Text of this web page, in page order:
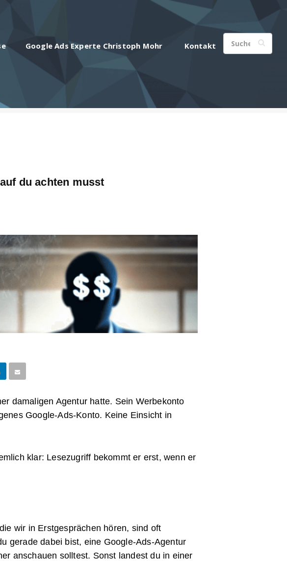
Google Ads Experte Christoph Mohr Kontakt
du achten musst
damaligen Agentur hatte. Sein Werbekonto
Google-Ads-Konto. Keine Einsicht in
klar: Lesezugriff bekommt er erst, wenn er
wir in Erstgesprächen hören, sind oft
gerade dabei bist, eine Google-Ads-Agentur
anschauen solltest. Sonst landest du in einer